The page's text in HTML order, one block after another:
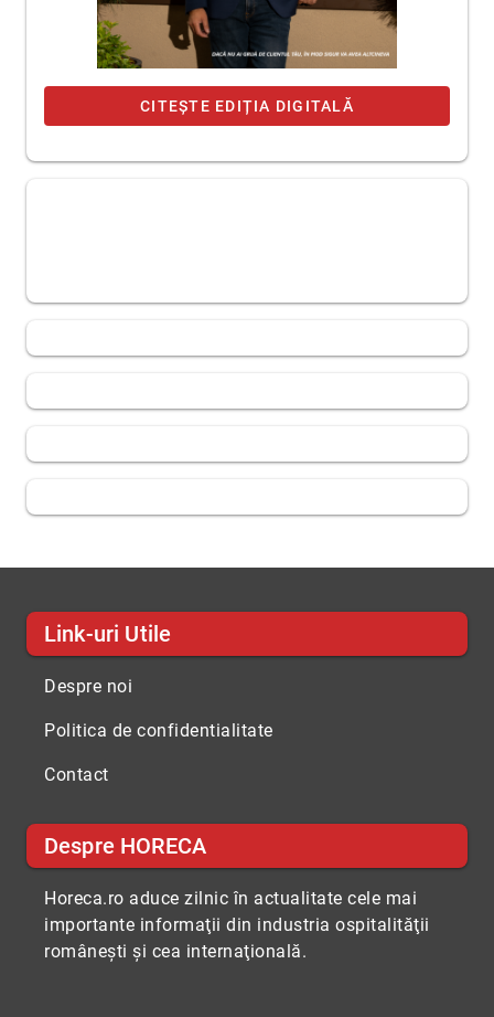
CITEȘTE EDIȚIA DIGITALĂ
Link-uri Utile
Despre noi
Politica de confidentialitate
Contact
Despre HORECA
Horeca.ro aduce zilnic în actualitate cele mai
importante informaţii din industria ospitalităţii
româneşti şi cea internaţională.